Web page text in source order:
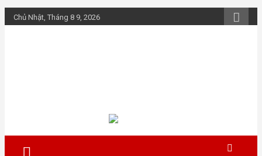
Skip
to
Chủ Nhật, Tháng 8 9, 2026